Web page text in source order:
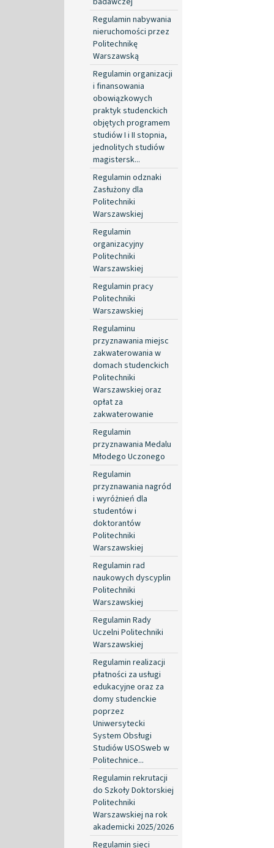
Regulamin nabywania
nieruchomości przez
Politechnikę
Warszawską
Regulamin organizacji
i finansowania
obowiązkowych
praktyk studenckich
objętych programem
studiów I i II stopnia,
jednolitych studiów
magistersk...
Regulamin odznaki
Zasłużony dla
Politechniki
Warszawskiej
Regulamin
organizacyjny
Politechniki
Warszawskiej
Regulamin pracy
Politechniki
Warszawskiej
Regulaminu
przyznawania miejsc
zakwaterowania w
domach studenckich
Politechniki
Warszawskiej oraz
opłat za
zakwaterowanie
Regulamin
przyznawania Medalu
Młodego Uczonego
Regulamin
przyznawania nagród
i wyróżnień dla
studentów i
doktorantów
Politechniki
Warszawskiej
Regulamin rad
naukowych dyscyplin
Politechniki
Warszawskiej
Regulamin Rady
Uczelni Politechniki
Warszawskiej
Regulamin realizacji
płatności za usługi
edukacyjne oraz za
domy studenckie
poprzez
Uniwersytecki
System Obsługi
Studiów USOSweb w
Politechnice...
Regulamin rekrutacji
do Szkoły Doktorskiej
Politechniki
Warszawskiej na rok
akademicki 2025/2026
Regulamin sieci